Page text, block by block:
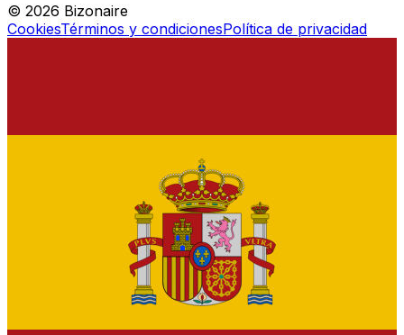
© 2026 Bizonaire
CookiesTérminos y condicionesPolítica de privacidad